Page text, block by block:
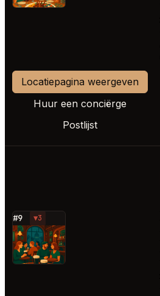
Locatiepagina weergeven
Huur een conciërge
Postlijst
#9 ▼3
⭐